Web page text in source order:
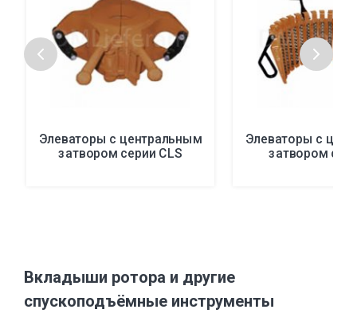
Элеваторы с центральным
затвором серии CLS
Элеваторы с
затвором
Вкладыши ротора и другие
спускоподъёмные инструменты